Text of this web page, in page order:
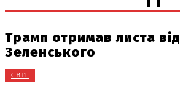
Трамп отримав листа від
Зеленського
СВІТ